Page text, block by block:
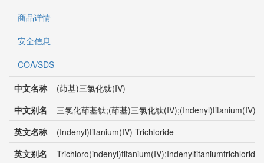
商品详情
安全信息
COA/SDS
中文名称
(茚基)三氯化钛(IV)
中文别名
三氯化茚基钛;(茚基)三氯化钛(IV);(Indenyl)titanium(IV)
英文名称
(Indenyl)titanium(IV) Trichloride
英文别名